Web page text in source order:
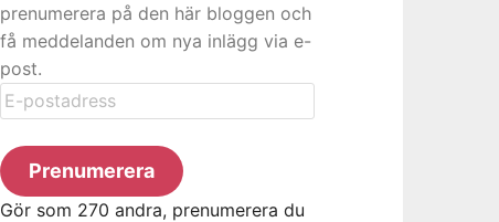
prenumerera på den här bloggen och
få meddelanden om nya inlägg via e-
post.
E-
postadress
Prenumerera
Gör som 270 andra, prenumerera du